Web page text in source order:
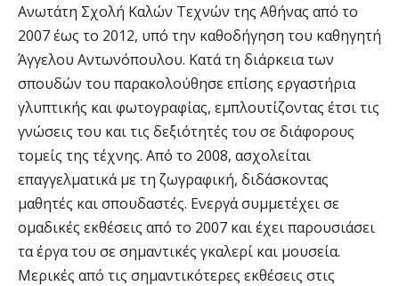
Ανωτάτη Σχολή Καλών Τεχνών της Αθήνας από το
2007 έως το 2012, υπό την καθοδήγηση του καθηγητή
Άγγελου Αντωνόπουλου. Κατά τη διάρκεια των
σπουδών του παρακολούθησε επίσης εργαστήρια
γλυπτικής και φωτογραφίας, εμπλουτίζοντας έτσι τις
γνώσεις του και τις δεξιότητές του σε διάφορους
τομείς της τέχνης. Από το 2008, ασχολείται
επαγγελματικά με τη ζωγραφική, διδάσκοντας
μαθητές και σπουδαστές. Ενεργά συμμετέχει σε
ομαδικές εκθέσεις από το 2007 και έχει παρουσιάσει
τα έργα του σε σημαντικές γκαλερί και μουσεία.
Μερικές από τις σημαντικότερες εκθέσεις στις